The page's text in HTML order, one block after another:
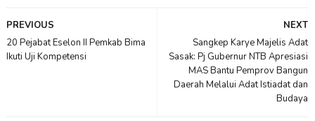
NEXT
Sangkep Karye Majelis Adat
Sasak: Pj Gubernur NTB Apresiasi
MAS Bantu Pemprov Bangun
Daerah Melalui Adat Istiadat dan
Budaya
PREVIOUS
20 Pejabat Eselon II Pemkab Bima
Ikuti Uji Kompetensi